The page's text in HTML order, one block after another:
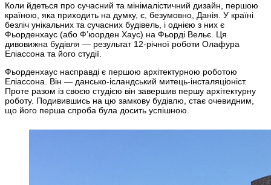
Коли йдеться про сучасний та мінімалістичний дизайн, першою
країною, яка приходить на думку, є, безумовно, Данія. У країні
безліч унікальних та сучасних будівель, і однією з них є
Фьорденхаус (або Ф’юорден Хаус) на Фьорді Вельє. Ця
дивовижна будівля — результат 12-річної роботи Олафура
Еліассона та його студії.
Фьорденхаус насправді є першою архітектурною роботою
Еліассона. Він — дансько-ісландський митець-інсталяціоніст.
Проте разом із своєю студією він завершив першу архітектурну
роботу. Подивившись на цю замкову будівлю, стає очевидним,
що його перша спроба була досить успішною.